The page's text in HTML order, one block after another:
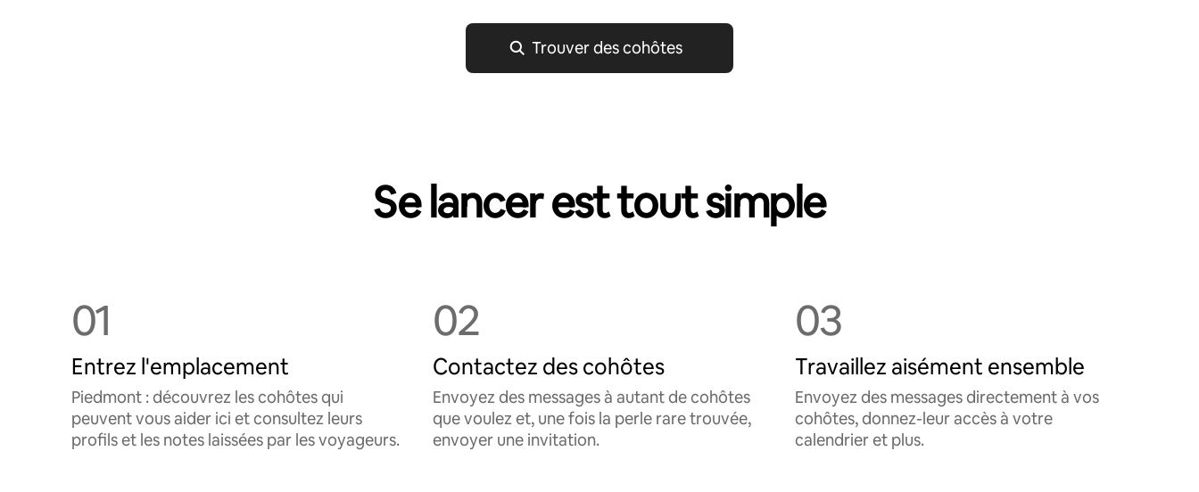
Trouver des cohôtes
Se lancer est tout simple
01
Entrez l'emplacement
Piedmont : découvrez les cohôtes qui
peuvent vous aider ici et consultez leurs
profils et les notes laissées par les voyageurs.
02
Contactez des cohôtes
Envoyez des messages à autant de cohôtes
que voulez et, une fois la perle rare trouvée,
envoyer une invitation.
03
Travaillez aisément ensemble
Envoyez des messages directement à vos
cohôtes, donnez-leur accès à votre
calendrier et plus.